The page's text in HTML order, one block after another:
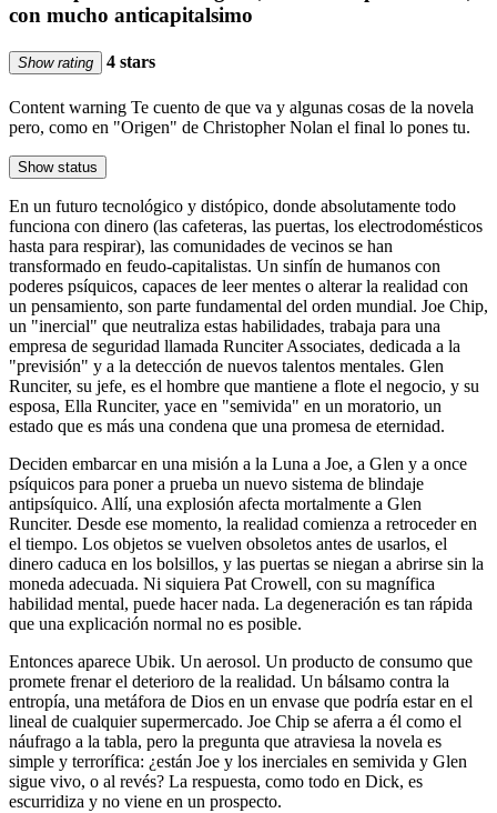
con mucho anticapitalsimo
Show rating 4 stars
Content warning Te cuento de que va y algunas cosas de la novela
pero, como en "Origen" de Christopher Nolan el final lo pones tu.
Show status
En un futuro tecnológico y distópico, donde absolutamente todo
funciona con dinero (las cafeteras, las puertas, los electrodomésticos
hasta para respirar), las comunidades de vecinos se han
transformado en feudo-capitalistas. Un sinfín de humanos con
poderes psíquicos, capaces de leer mentes o alterar la realidad con
un pensamiento, son parte fundamental del orden mundial. Joe Chip,
un "inercial" que neutraliza estas habilidades, trabaja para una
empresa de seguridad llamada Runciter Associates, dedicada a la
"previsión" y a la detección de nuevos talentos mentales. Glen
Runciter, su jefe, es el hombre que mantiene a flote el negocio, y su
esposa, Ella Runciter, yace en "semivida" en un moratorio, un
estado que es más una condena que una promesa de eternidad.
Deciden embarcar en una misión a la Luna a Joe, a Glen y a once
psíquicos para poner a prueba un nuevo sistema de blindaje
antipsíquico. Allí, una explosión afecta mortalmente a Glen
Runciter. Desde ese momento, la realidad comienza a retroceder en
el tiempo. Los objetos se vuelven obsoletos antes de usarlos, el
dinero caduca en los bolsillos, y las puertas se niegan a abrirse sin la
moneda adecuada. Ni siquiera Pat Crowell, con su magnífica
habilidad mental, puede hacer nada. La degeneración es tan rápida
que una explicación normal no es posible.
Entonces aparece Ubik. Un aerosol. Un producto de consumo que
promete frenar el deterioro de la realidad. Un bálsamo contra la
entropía, una metáfora de Dios en un envase que podría estar en el
lineal de cualquier supermercado. Joe Chip se aferra a él como el
náufrago a la tabla, pero la pregunta que atraviesa la novela es
simple y terrorífica: ¿están Joe y los inerciales en semivida y Glen
sigue vivo, o al revés? La respuesta, como todo en Dick, es
escurridiza y no viene en un prospecto.